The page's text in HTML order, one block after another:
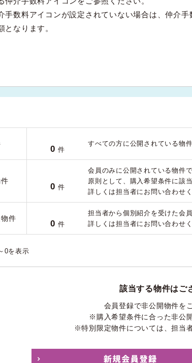
手数料アイコンが設定されていない場合は、仲介手
となります。
0 件
すべての方に公開されている物件
0 件
会員のみに公開されている物件で
原則として、購入希望条件に該
詳しくは担当者にお問い合わせく
件
0 件
担当者から個別紹介を受けた会
詳しくは担当者にお問い合わせく
0を表示
該当する物件はご
会員登録で非公開物件を
※購入希望条件に合った非公
※特別限定物件については、担当